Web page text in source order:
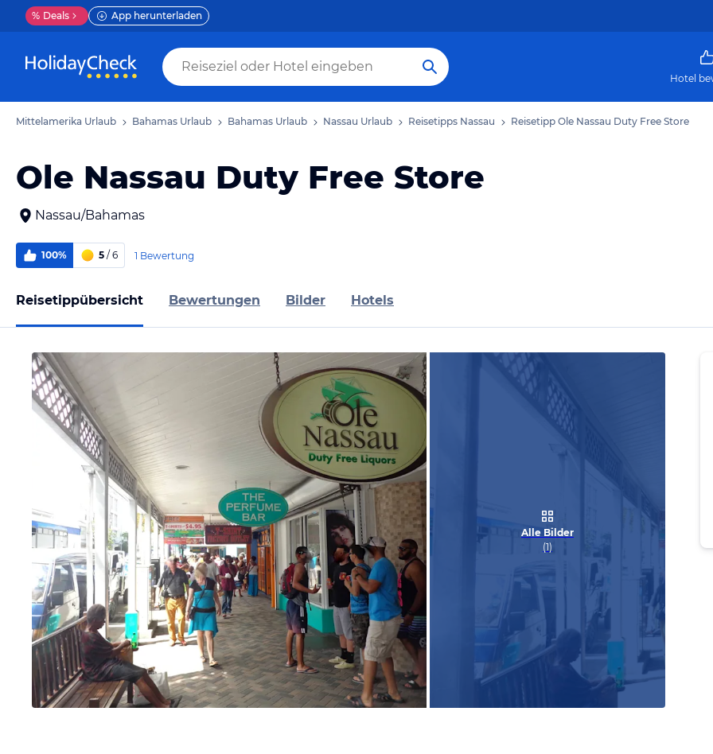
% Deals App herunterladen
Hotel
Mittelamerika Urlaub Bahamas Urlaub Bahamas Urlaub Nassau Urlaub Reisetipps Nassau Reisetipp Ole Nassau Duty Free Store
Ole Nassau Duty Free Store
Nassau/Bahamas
100% 5 / 6 1 Bewertung
Reisetippübersicht Bewertungen Bilder Hotels
Alle Bilder
(1)